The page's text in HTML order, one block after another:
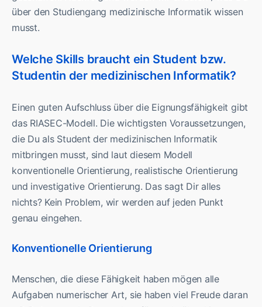
über den Studiengang medizinische Informatik wissen
musst.
Welche Skills braucht ein Student bzw.
Studentin der medizinischen Informatik?
Einen guten Aufschluss über die Eignungsfähigkeit gibt
das RIASEC-Modell. Die wichtigsten Voraussetzungen,
die Du als Student der medizinischen Informatik
mitbringen musst, sind laut diesem Modell
konventionelle Orientierung, realistische Orientierung
und investigative Orientierung. Das sagt Dir alles
nichts? Kein Problem, wir werden auf jeden Punkt
genau eingehen.
Konventionelle Orientierung
Menschen, die diese Fähigkeit haben mögen alle
Aufgaben numerischer Art, sie haben viel Freude daran